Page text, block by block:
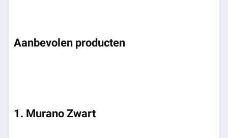
Aanbevolen producten
1. Murano Zwart